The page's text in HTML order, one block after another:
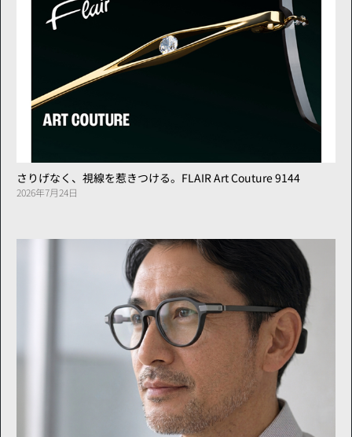
さりげなく、視線を惹きつける。FLAIR Art Couture 9144
2026年7月24日